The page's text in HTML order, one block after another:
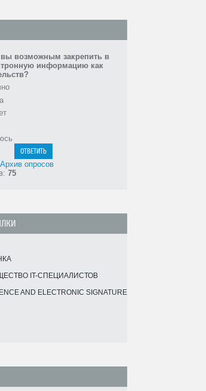
вы возможным закрепить в
информацию как
Архив опросов
75
IT-СПЕЦИАЛИСТОВ
AND ELECTRONIC SIGNATURE